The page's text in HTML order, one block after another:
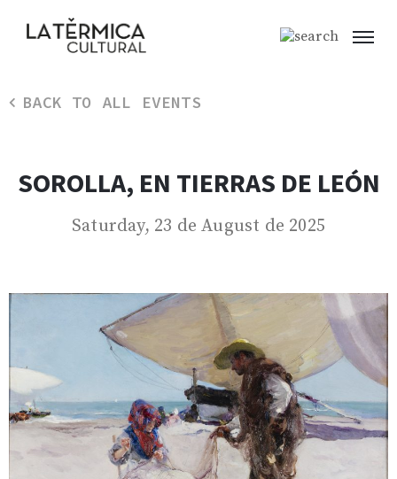
BACK TO ALL EVENTS
SOROLLA, EN TIERRAS DE LEÓN
Saturday, 23 de August de 2025